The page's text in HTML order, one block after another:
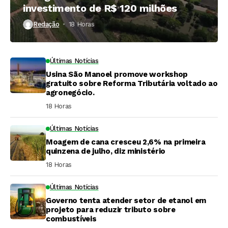
investimento de R$ 120 milhões
Redação 18 Horas ⁮
Últimas Notícias
Usina São Manoel promove workshop
gratuito sobre Reforma Tributária voltado ao
agronegócio.
18 Horas ⁮
Últimas Notícias
Moagem de cana cresceu 2,6% na primeira
quinzena de julho, diz ministério
18 Horas ⁮
Últimas Notícias
Governo tenta atender setor de etanol em
projeto para reduzir tributo sobre
combustíveis